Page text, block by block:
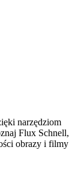
narzędziom
Flux Schnell,
obrazy i filmy